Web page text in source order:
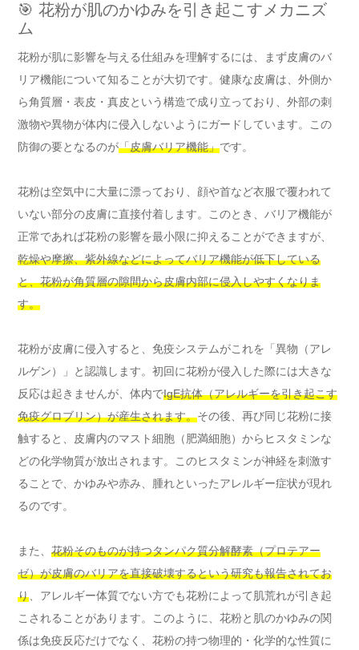
🎯 花粉が肌のかゆみを引き起こすメカニズ
ム
花粉が肌に影響を与える仕組みを理解するには、まず皮膚のバ
リア機能について知ることが大切です。健康な皮膚は、外側か
ら角質層・表皮・真皮という構造で成り立っており、外部の刺
激物や異物が体内に侵入しないようにガードしています。この
防御の要となるのが「皮膚バリア機能」です。
花粉は空気中に大量に漂っており、顔や首など衣服で覆われて
いない部分の皮膚に直接付着します。このとき、バリア機能が
正常であれば花粉の影響を最小限に抑えることができますが、
乾燥や摩擦、紫外線などによってバリア機能が低下している
と、花粉が角質層の隙間から皮膚内部に侵入しやすくなりま
す。
花粉が皮膚に侵入すると、免疫システムがこれを「異物（アレ
ルゲン）」と認識します。初回に花粉が侵入した際には大きな
反応は起きませんが、体内でIgE抗体（アレルギーを引き起こす
免疫グロブリン）が産生されます。その後、再び同じ花粉に接
触すると、皮膚内のマスト細胞（肥満細胞）からヒスタミンな
どの化学物質が放出されます。このヒスタミンが神経を刺激す
ることで、かゆみや赤み、腫れといったアレルギー症状が現れ
るのです。
また、 花粉そのものが持つタンパク質分解酵素（プロテアー
ゼ）が皮膚のバリアを直接破壊するという研究も報告されてお
り、アレルギー体質でない方でも花粉によって肌荒れが引き起
こされることがあります。このように、花粉と肌のかゆみの関
係は免疫反応だけでなく、花粉の持つ物理的・化学的な性質に